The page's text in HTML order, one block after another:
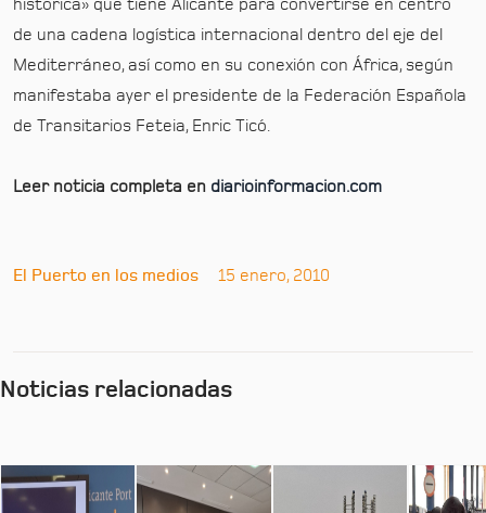
histórica» que tiene Alicante para convertirse en centro
de una cadena logística internacional dentro del eje del
Mediterráneo, así como en su conexión con África, según
manifestaba ayer el presidente de la Federación Española
de Transitarios Feteia, Enric Ticó.
Leer noticia completa en diarioinformacion.com
El Puerto en los medios 15 enero, 2010
Noticias relacionadas